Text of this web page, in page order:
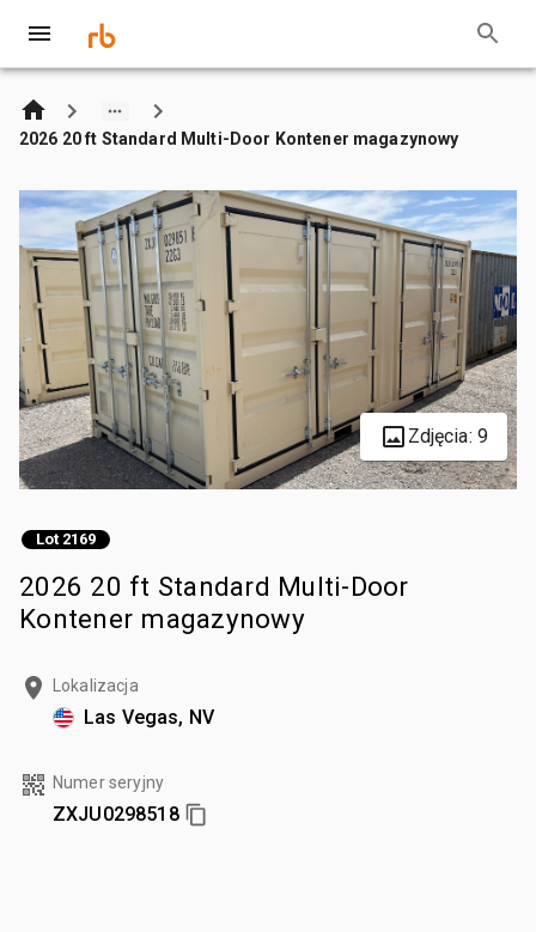
2026 20 ft Standard Multi-Door Kontener magazynowy
Zdjęcia: 9
Lot 2169
2026 20 ft Standard Multi-Door
Kontener magazynowy
Lokalizacja
Las Vegas, NV
Numer seryjny
ZXJU0298518